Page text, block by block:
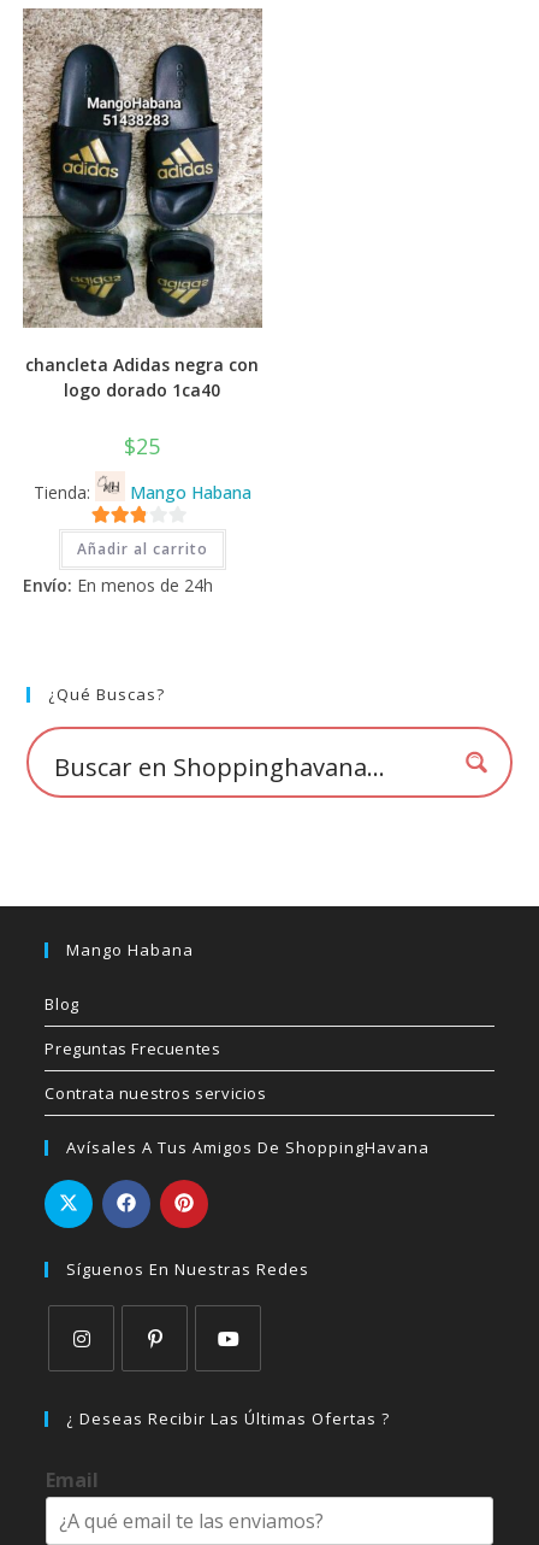
Las
opciones
se
pueden
elegir
en
la
página
de
producto
chancleta Adidas negra con
logo dorado 1ca40
$25
Tienda: Mango Habana
2.71
de 5
Añadir al carrito
Envío: En menos de 24h
¿Qué Buscas?
Mango Habana
Blog
Preguntas Frecuentes
Contrata nuestros servicios
Avísales A Tus Amigos De ShoppingHavana
Síguenos En Nuestras Redes
abre
una
nueva
pestaña
abre
abre
¿ Deseas Recibir Las Últimas Ofertas ?
Email